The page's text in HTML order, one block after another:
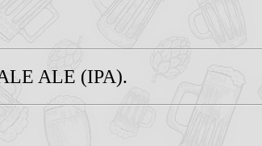
ALE (IPA).